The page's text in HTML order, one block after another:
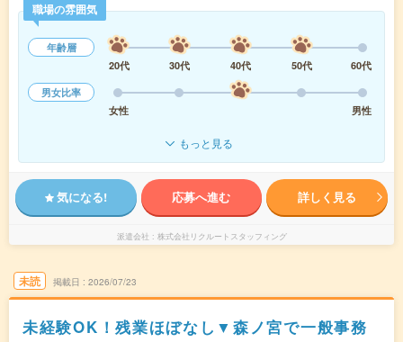
職場の雰囲気
年齢層
20代
30代 40代 50代
60代
男女比率
女性
男性
もっと見る
気になる! 応募へ進む 詳しく見る
派遣会社 株式会社リクルートスタッフィング
未読 掲載日 2026/07/23
未経験OK！残業ほぼなし▼森ノ宮で一般事務